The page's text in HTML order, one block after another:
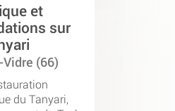
et
sur
(66)
du Tanyari,